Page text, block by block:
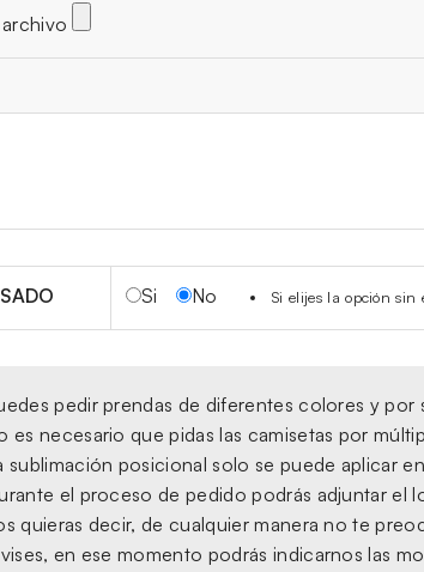
archivo
Si No Si elijes la opción sin
pedir prendas de diferentes colores y por
es necesario que pidas las camisetas por
sublimación posicional solo se puede aplicar
el proceso de pedido podrás adjuntar el
quieras decir, de cualquier manera no te
en ese momento podrás indicarnos las